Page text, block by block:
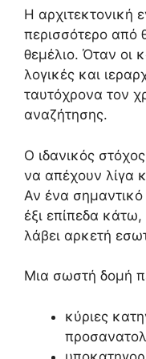
Η αρχιτεκτονική
περισσότερο από
θεμέλιο. Όταν οι
λογικές και
ταυτόχρονα τον
αναζήτησης.
Ο ιδανικός
να απέχουν λίγα
Αν ένα σημαντικό
έξι επίπεδα
λάβει αρκετή
Μια σωστή δομή
κύριες